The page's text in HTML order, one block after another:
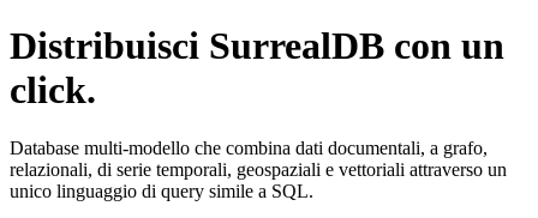
Distribuisci SurrealDB con un
click.
Database multi-modello che combina dati documentali, a grafo,
relazionali, di serie temporali, geospaziali e vettoriali attraverso un
unico linguaggio di query simile a SQL.